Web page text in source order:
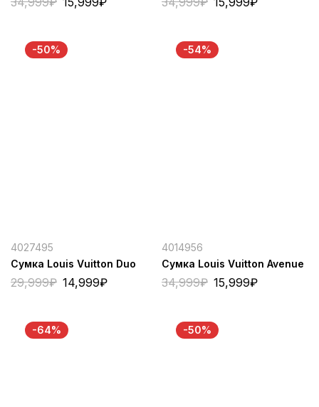
-50%
4027495
Сумка Louis Vuitton Duo
29,999₽ 14,999₽
-54%
4014956
Сумка Louis Vuitton Avenue
34,999₽ 15,999₽
-64% -50%